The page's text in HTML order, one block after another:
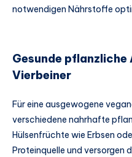
notwendigen Nährstoffe
Gesunde
Vierbeiner
Für eine ausgewogene
verschiedene nahrhafte
Hülsenfrüchte wie Erbsen
Proteinquelle und versorgen